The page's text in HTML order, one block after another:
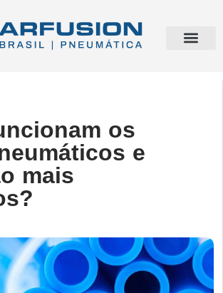
os
e
mais